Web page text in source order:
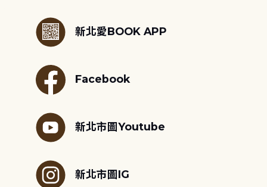
新北愛BOOK APP
Facebook
新北市圖Youtube
新北市圖IG